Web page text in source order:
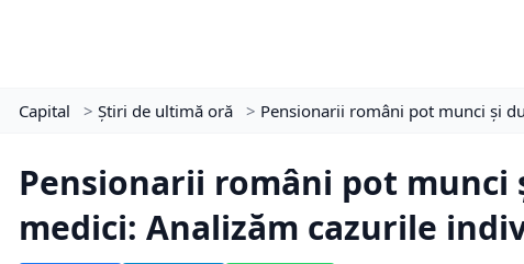
Capital > Știri de ultimă oră > Pensionarii români pot munci și
Pensionarii români pot munci
medici: Analizăm cazurile